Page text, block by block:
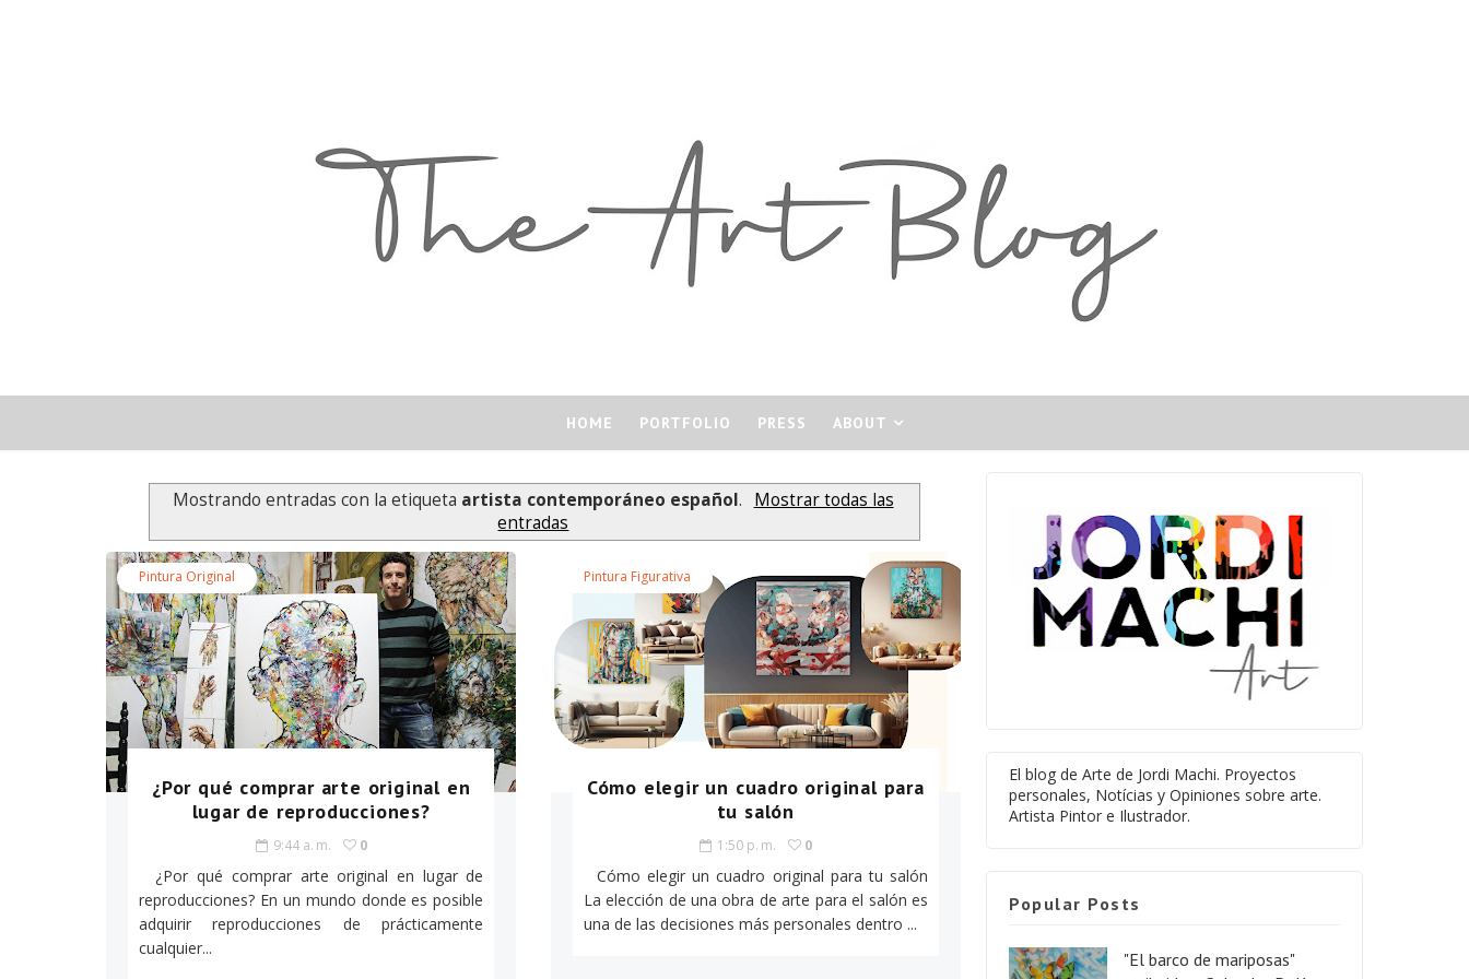
HOME PORTFOLIO PRESS ABOUT
Mostrando entradas con la etiqueta artista contemporáneo español.
Mostrar todas las
entradas
Pintura Original
¿Por qué comprar arte original en
lugar de reproducciones?
9:44 a. m. 0
¿Por qué comprar arte original en lugar de
reproducciones? En un mundo donde es posible
adquirir reproducciones de prácticamente
cualquier...
Pintura Figurativa
Cómo elegir un cuadro original para
tu salón
1:50 p. m. 0
Cómo elegir un cuadro original para tu salón
La elección de una obra de arte para el salón es
una de las decisiones más personales dentro ...
El blog de Arte de Jordi Machi. Proyectos
personales, Notícias y Opiniones sobre arte.
Artista Pintor e Ilustrador.
Popular Posts
"El barco de mariposas"